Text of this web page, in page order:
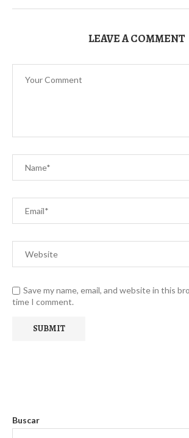
LEAVE A COMMENT
Save my name, email, and website in this
time I comment.
Buscar